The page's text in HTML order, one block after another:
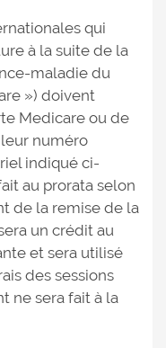
qui
à la suite de la
maladie du
») doivent
Medicare ou de
numéro
indiqué ci-
au prorata selon
de la remise de la
un crédit au
et sera utilisé
des sessions
ne sera fait à la